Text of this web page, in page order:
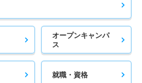
オープンキャンパ
ス
就職・資格